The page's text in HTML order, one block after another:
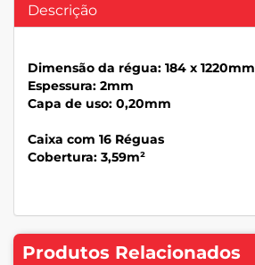
Descrição
Dimensão da régua: 184 x 1220mm
Espessura: 2mm
Capa de uso: 0,20mm
Caixa com 16 Réguas
Cobertura: 3,59m²
Produtos Relacionados